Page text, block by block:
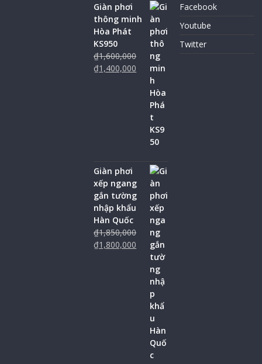
Giàn phơi
thông minh
Hòa Phát
KS950
₫1,600,000
₫1,400,000
Giàn phơi
xếp ngang
gắn tường
nhập khẩu
Hàn Quốc
₫1,850,000
₫1,800,000
Facebook
Youtube
Twitter